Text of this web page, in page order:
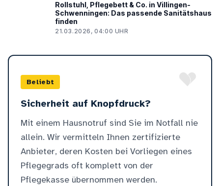
Rollstuhl, Pflegebett & Co. in Villingen-
Schwenningen: Das passende Sanitätshaus
finden
21.03.2026, 04:00 UHR
Beliebt
Sicherheit auf Knopfdruck?
Mit einem Hausnotruf sind Sie im Notfall nie
allein. Wir vermitteln Ihnen zertifizierte
Anbieter, deren Kosten bei Vorliegen eines
Pflegegrads oft komplett von der
Pflegekasse übernommen werden.